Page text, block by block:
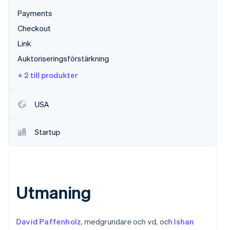
Payments
Checkout
Link
Auktoriseringsförstärkning
+ 2 till produkter
USA
Startup
Utmaning
David Paffenholz, medgrundare och vd, och Ishan